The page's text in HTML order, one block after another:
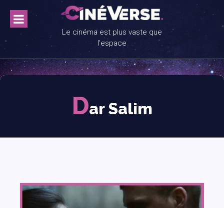
content
Le cinéma est plus vaste que
l'espace
Dar Salim